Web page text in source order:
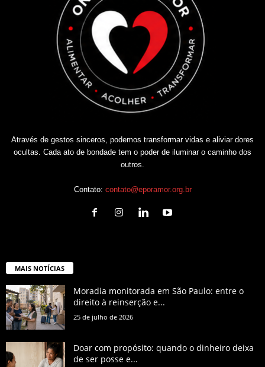
Através de gestos sinceros, podemos transformar vidas e aliviar dores
ocultas. Cada ato de bondade tem o poder de iluminar o caminho dos
outros.
Contato: contato@eporamor.org.br
MAIS NOTÍCIAS
Moradia monitorada em São Paulo: entre o
direito à reinserção e...
25 de julho de 2026
Doar com propósito: quando o dinheiro deixa
de ser posse e...